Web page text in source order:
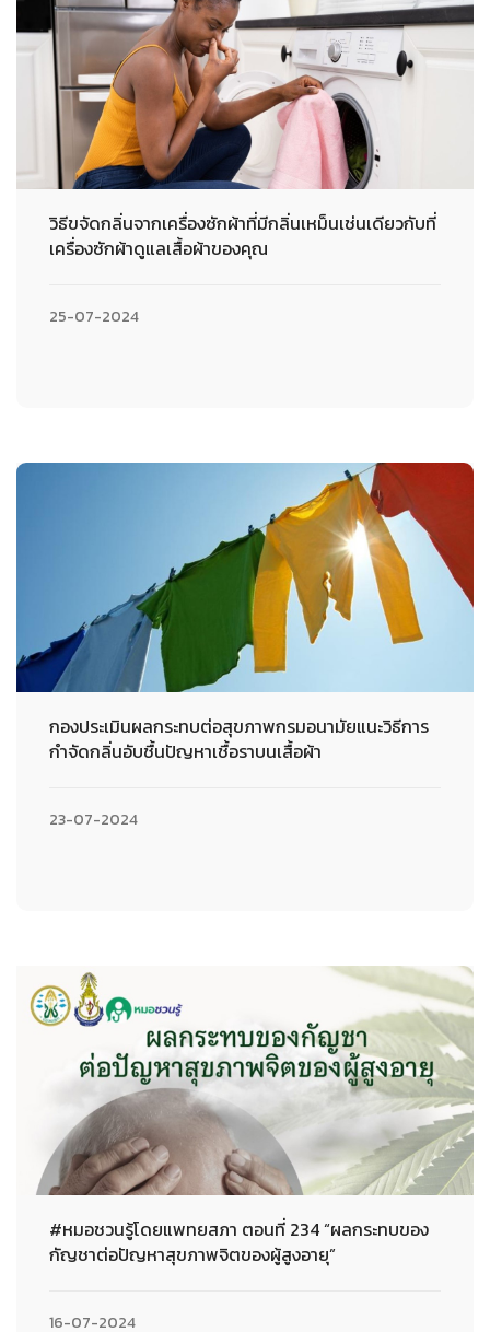
วิธีขจัดกลิ่นจากเครื่องซักผ้าที่มีกลิ่นเหม็นเช่นเดียวกับที่
เครื่องซักผ้าดูแลเสื้อผ้าของคุณ
25-07-2024
กองประเมินผลกระทบต่อสุขภาพกรมอนามัยแนะวิธีการ
กำจัดกลิ่นอับชื้นปัญหาเชื้อราบนเสื้อผ้า
23-07-2024
#หมอชวนรู้โดยแพทยสภา ตอนที่ 234 “ผลกระทบของ
กัญชาต่อปัญหาสุขภาพจิตของผู้สูงอายุ”
16-07-2024